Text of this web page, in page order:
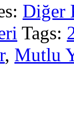
Diğer
Tags:
, Mutlu